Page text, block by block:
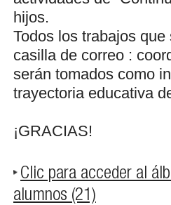
hijos.
Todos los trabajos
casilla de correo :
serán tomados como
trayectoria educativa
¡GRACIAS!
Clic para acceder al
alumnos (21)